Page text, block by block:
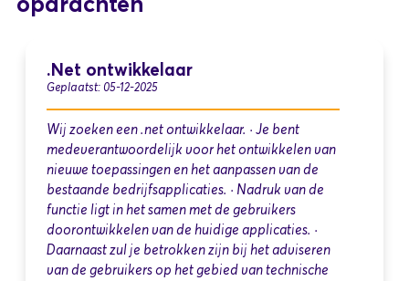
.Net ontwikkelaar
Geplaatst: 05-12-2025
Wij zoeken een .net ontwikkelaar. · Je bent
medeverantwoordelijk voor het ontwikkelen van
nieuwe toepassingen en het aanpassen van de
bestaande bedrijfsapplicaties. · Nadruk van de
functie ligt in het samen met de gebruikers
doorontwikkelen van de huidige applicaties. ·
Daarnaast zul je betrokken zijn bij het adviseren
van de gebruikers op het gebied van technische